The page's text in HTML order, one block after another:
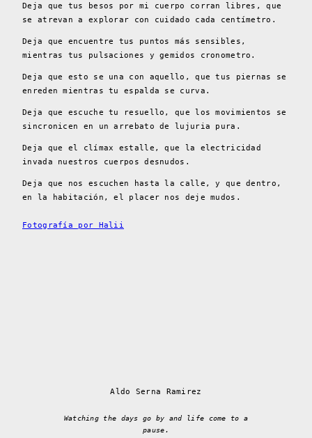
Deja que tus besos por mi cuerpo corran libres, que
se atrevan a explorar con cuidado cada centímetro.
Deja que encuentre tus puntos más sensibles,
mientras tus pulsaciones y gemidos cronometro.
Deja que esto se una con aquello, que tus piernas se
enreden mientras tu espalda se curva.
Deja que escuche tu resuello, que los movimientos se
sincronicen en un arrebato de lujuria pura.
Deja que el clímax estalle, que la electricidad
invada nuestros cuerpos desnudos.
Deja que nos escuchen hasta la calle, y que dentro,
en la habitación, el placer nos deje mudos.
Fotografía por Halii
Aldo Serna Ramirez
Watching the days go by and life come to a
pause.